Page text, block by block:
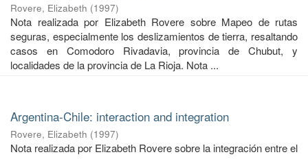
Rovere, Elizabeth (1997)
Nota realizada por Elizabeth Rovere sobre Mapeo de rutas
seguras, especialmente los deslizamientos de tierra, resaltando
casos en Comodoro Rivadavia, provincia de Chubut, y
localidades de la provincia de La Rioja. Nota ...
Argentina-Chile: interaction and integration
Rovere, Elizabeth (1997)
Nota realizada por Elizabeth Rovere sobre la integración entre el